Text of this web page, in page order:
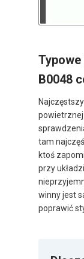
B0048
tam
ktoś
przy
winny jest
poprawić